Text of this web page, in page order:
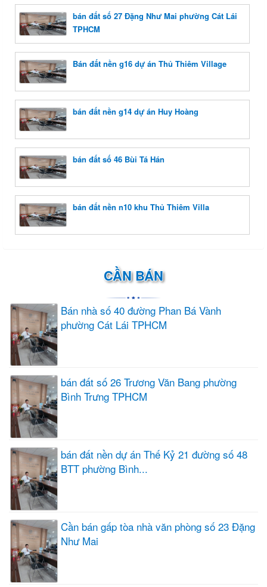
bán đất số 27 Đặng Như Mai phường Cát Lái
TPHCM
Bán đất nền g16 dự án Thủ Thiêm Village
bán đất nền g14 dự án Huy Hoàng
bán đất số 46 Bùi Tá Hán
bán đất nền n10 khu Thủ Thiêm Villa
CẦN BÁN
Bán nhà số 40 đường Phan Bá Vành
phường Cát Lái TPHCM
bán đất số 26 Trương Văn Bang phường
Bình Trưng TPHCM
bán đất nền dự án Thế Kỷ 21 đường số 48
BTT phường Bình...
Cần bán gấp tòa nhà văn phòng số 23 Đặng
Như Mai